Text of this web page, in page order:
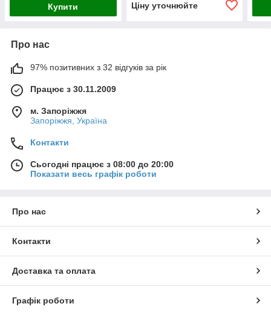
Купити Ціну уточнюйте
Про нас
97% позитивних з 32 відгуків за рік
Працює з 30.11.2009
м. Запоріжжя
Запоріжжя, Україна
Контакти
Сьогодні працює з 08:00 до 20:00
Показати весь графік роботи
Про нас
Контакти
Доставка та оплата
Графік роботи